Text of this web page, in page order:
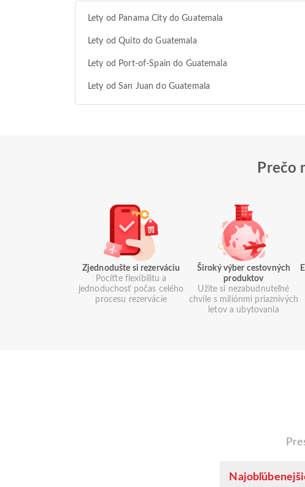
Lety od Panama City do Guatemala
Lety od Quito do Guatemala
Lety od Port-of-Spain do Guatemala
Lety od San Juan do Guatemala
Prečo
Zjednodušte si rezerváciu
Pocíťte flexibilitu a
jednoduchosť počas celého
procesu rezervácie
Široký výber cestovných
produktov
Užite si nezabudnuteľné
chvíle s miliónmi priaznivých
letov a ubytovania